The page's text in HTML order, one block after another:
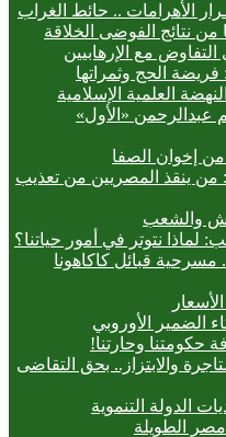
الأهرامات .. حائط الغراب
نتائج الفوضى الخلاقة
مع الإرهابيين
الحج وثمراتها
العلمية الإسلامية
عبدالرحمن «الأول»
إخوان الصفا
من ينقذ المصريين من تعذيب
والشعب
لماذا نتوتر في أمور حياتنا؟
مسرحية قبائل كاكاهونا
الضمير الأوروبي
حكومتنا وحارتنا!
والابتزاز.. بحق التقاضى
الدولة التنموية
الطويلة